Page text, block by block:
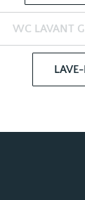
WC LAVANT